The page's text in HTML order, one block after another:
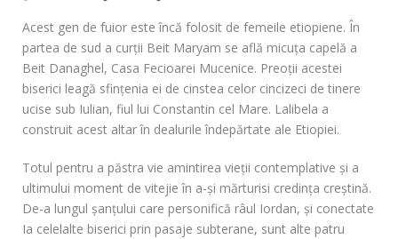
Acest gen de fuior este încă folosit de femeile etiopiene. În
partea de sud a curţii Beit Maryam se află micuţa capelă a
Beit Danaghel, Casa Fecioarei Mucenice. Preoţii acestei
biserici leagă sfinţenia ei de cinstea celor cincizeci de tinere
ucise sub Iulian, fiul lui Constantin cel Mare. Lalibela a
construit acest altar în dealurile îndepărtate ale Etiopiei.
Totul pentru a păstra vie amintirea vieţii contemplative şi a
ultimului moment de vitejie în a-şi mărturisi credinţa creştină.
De-a lungul şanţului care personifică râul Iordan, şi conectate
Ia celelalte biserici prin pasaje subterane, sunt alte patru